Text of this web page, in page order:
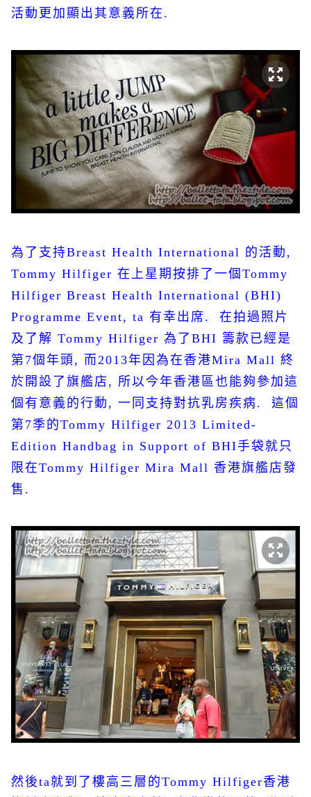
活動更加顯出其意義所在 .
為了支持Breast Health International 的活動 ,
Tommy Hilfiger 在上星期按排了一個 Tommy
Hilfiger Breast Health International (BHI)
Programme Event, ta 有幸出席. 在拍過照片
及了解 Tommy Hilfiger 為了 BHI 籌款已經是
第7個年頭 , 而 2013年因為在香港Mira Mall 終
於開設了旗艦店 , 所以今年香港區也能夠參加這
個有意義的行動 , 一同支持對抗乳房疾病. 這個
第7季的Tommy Hilfiger 2013 Limited-
Edition Handbag in Support of BHI手袋就只
限在Tommy Hilfiger Mira Mall 香港旗艦店發
售 .
然後ta 就到了樓高三層的Tommy Hilfiger香港